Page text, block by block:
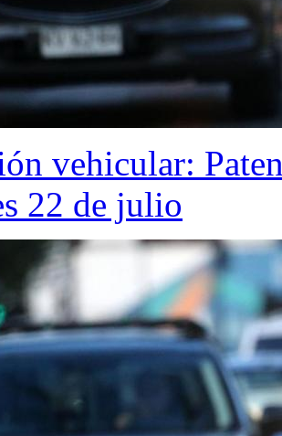
vehicular:
22 de julio